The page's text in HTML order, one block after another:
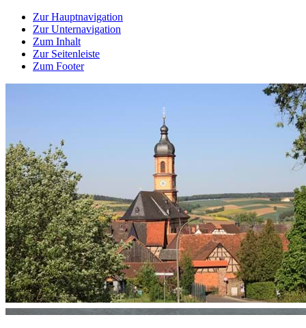
Zur Hauptnavigation
Zur Unternavigation
Zum Inhalt
Zur Seitenleiste
Zum Footer